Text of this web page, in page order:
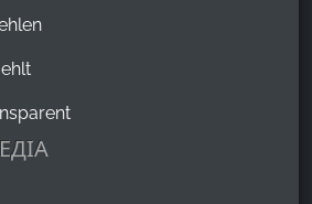
Aug 21, 2022
in den man viel Liebe zum Detail
sind super